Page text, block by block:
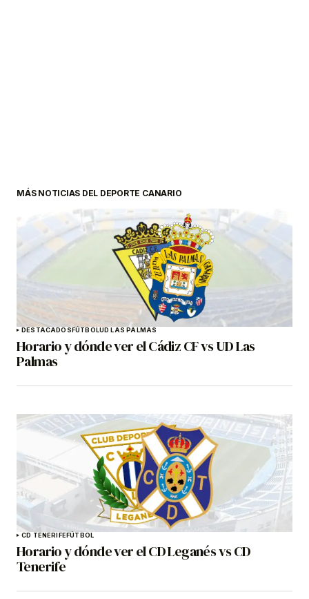
MÁS NOTICIAS DEL DEPORTE CANARIO
DESTACADOSFÚTBOLUD LAS PALMAS
Horario y dónde ver el Cádiz CF vs UD Las
Palmas
CD TENERIFEFÚTBOL
Horario y dónde ver el CD Leganés vs CD
Tenerife